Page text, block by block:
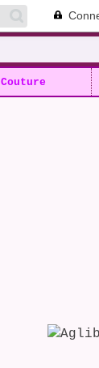
Couture